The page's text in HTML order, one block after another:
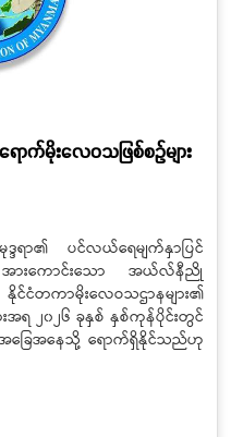
က်မိုးလေဝသဖြစ်စဉ်များ
ရာ၏ ပင်လယ်ရေမျက်နှာပြင်
အားကောင်းသော အယ်လ်နီညို
ငံတကာမိုးလေဝသဌာနများ၏
းအရ ၂၀၂၆ ခုနှစ် နှစ်ကုန်ပိုင်းတွင်
ြေအနေသို့ ရောက်ရှိနိုင်သည်ဟု